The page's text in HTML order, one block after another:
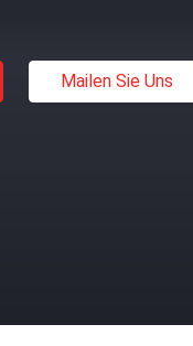
Mailen Sie Uns